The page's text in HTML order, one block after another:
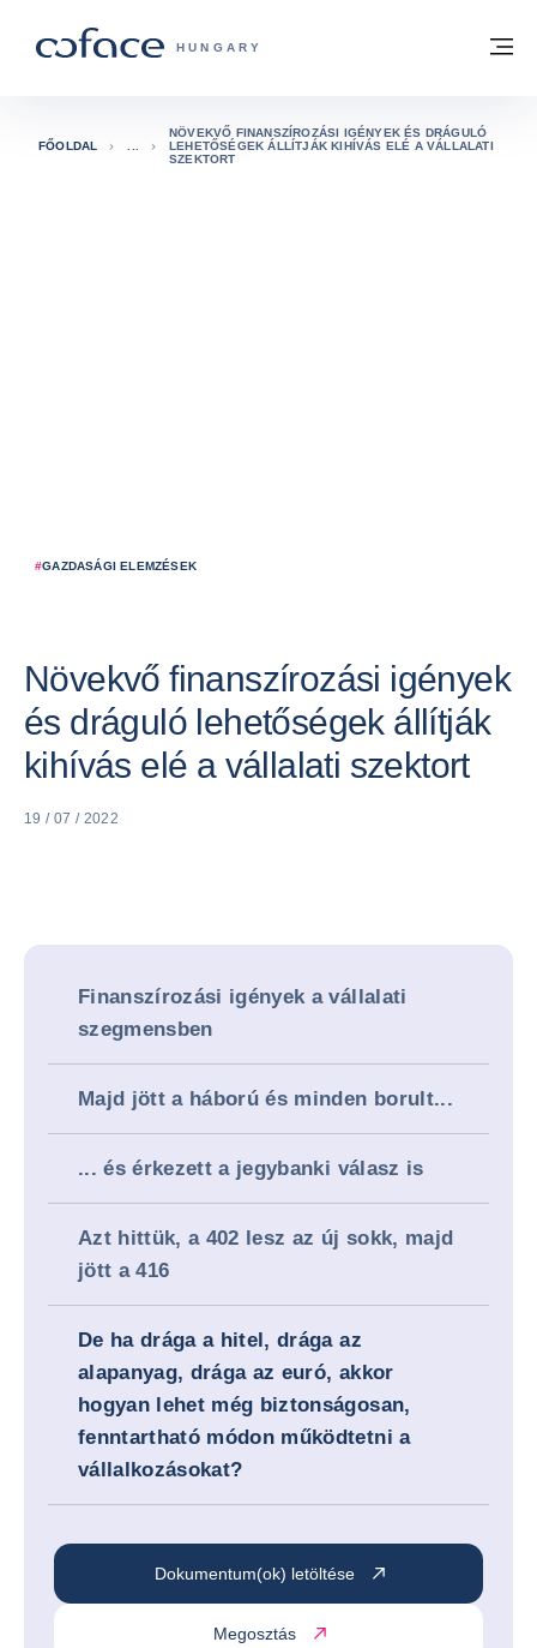
COFACE FOR TRADE - A COFACE
HUNGARY
Vissza a főoldalra
#GAZDASÁGI ELEMZÉSEK
FŐOLDAL
NÖVEKVŐ FINANSZÍROZÁSI IGÉNYEK ÉS DRÁGULÓ
LEHETŐSÉGEK ÁLLÍTJÁK KIHÍVÁS ELÉ A VÁLLALATI
SZEKTORT
Növekvő finanszírozási igények
és dráguló lehetőségek állítják
kihívás elé a vállalati szektort
19 / 07 / 2022
Finanszírozási igények a vállalati
szegmensben
Majd jött a háború és minden borult...
... és érkezett a jegybanki válasz is
Azt hittük, a 402 lesz az új sokk, majd
jött a 416
De ha drága a hitel, drága az
alapanyag, drága az euró, akkor
hogyan lehet még biztonságosan,
fenntartható módon működtetni a
vállalkozásokat?
Dokumentum(ok) letöltése
Megosztás